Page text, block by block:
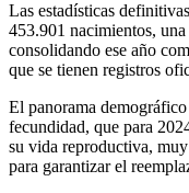
Las estadísticas
453.901 nacimientos,
consolidando ese año
que se tienen registros
El panorama
fecundidad, que para
su vida reproductiva,
para garantizar el